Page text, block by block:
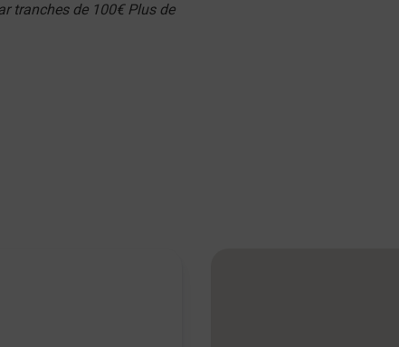
tranches de 100€ Plus de